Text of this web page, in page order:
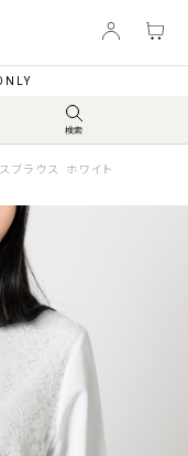
ブラウス ホワイト